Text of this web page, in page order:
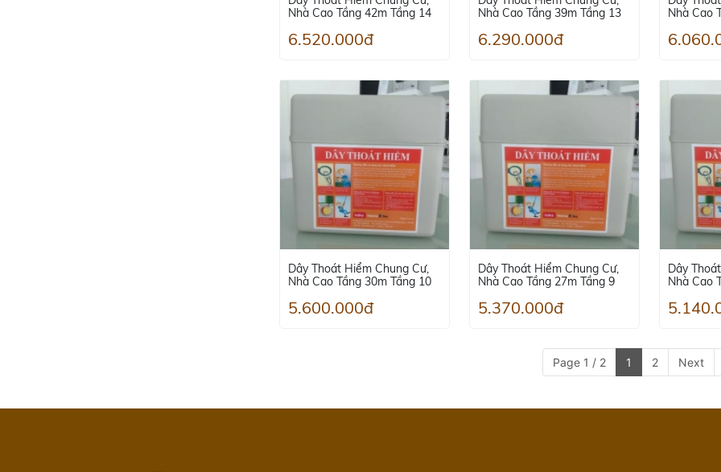
Nhà Cao Tầng 42m Tầng 14
6.520.000đ
Nhà Cao Tầng 39m Tầng 13
6.290.000đ
Nhà Cao
Dây Thoát Hiểm Chung Cư,
Nhà Cao Tầng 30m Tầng 10
5.600.000đ
Dây Thoát Hiểm Chung Cư,
Nhà Cao Tầng 27m Tầng 9
5.370.000đ
Dây
Nhà Cao
Page 1 / 2 1 2 Next